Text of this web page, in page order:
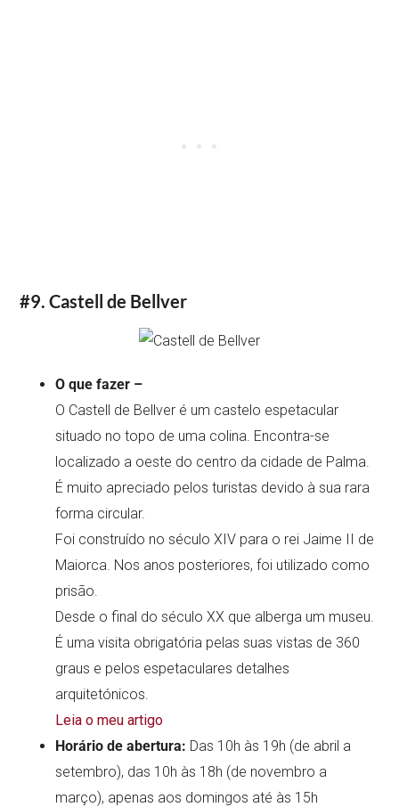
#9. Castell de Bellver
O que fazer –
O Castell de Bellver é um castelo espetacular
situado no topo de uma colina. Encontra-se
localizado a oeste do centro da cidade de Palma.
É muito apreciado pelos turistas devido à sua rara
forma circular.
Foi construído no século XIV para o rei Jaime II de
Maiorca. Nos anos posteriores, foi utilizado como
prisão.
Desde o final do século XX que alberga um museu.
É uma visita obrigatória pelas suas vistas de 360
graus e pelos espetaculares detalhes
arquitetónicos.
Leia o meu artigo
Horário de abertura: Das 10h às 19h (de abril a
setembro), das 10h às 18h (de novembro a
março), apenas aos domingos até às 15h